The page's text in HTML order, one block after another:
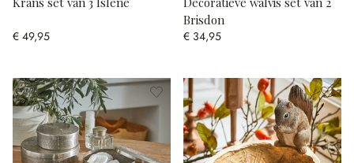
€ 49,95
Brisdon
€ 34,95